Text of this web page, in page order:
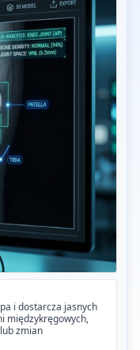
i dostarcza jasnych
międzykręgowych,
zmian